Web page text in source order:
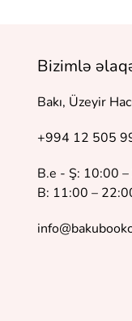
Bizimlə
Bakı, Üzeyir
+994 12 505
B.e - Ş: 10:00
B: 11:00 –